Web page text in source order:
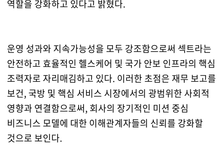
역할을 강화하고 있다고 밝혔다.
운영 성과와 지속가능성을 모두 강조함으로써 섹트라는
안전하고 효율적인 헬스케어 및 국가 안보 인프라의 핵심
조력자로 자리매김하고 있다. 이러한 초점은 재무 보고를
보건, 국방 및 핵심 서비스 시장에서의 광범위한 사회적
영향과 연결함으로써, 회사의 장기적인 미션 중심
비즈니스 모델에 대한 이해관계자들의 신뢰를 강화할
것으로 보인다.